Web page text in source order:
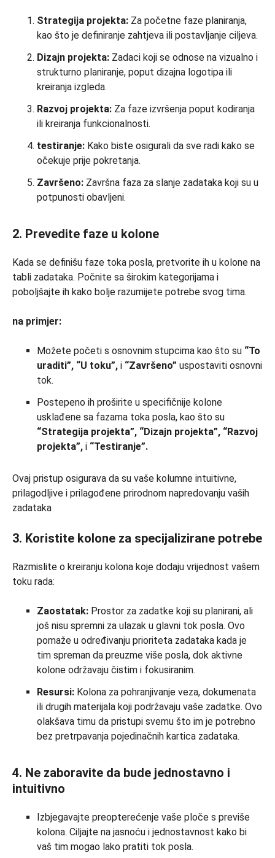
Strategija projekta: Za početne faze planiranja,
kao što je definiranje zahtjeva ili postavljanje ciljeva.
Dizajn projekta: Zadaci koji se odnose na vizualno i
strukturno planiranje, poput dizajna logotipa ili
kreiranja izgleda.
Razvoj projekta: Za faze izvršenja poput kodiranja
ili kreiranja funkcionalnosti.
testiranje: Kako biste osigurali da sve radi kako se
očekuje prije pokretanja.
Završeno: Završna faza za slanje zadataka koji su u
potpunosti obavljeni.
2. Prevedite faze u kolone
Kada se definišu faze toka posla, pretvorite ih u kolone na
tabli zadataka. Počnite sa širokim kategorijama i
poboljšajte ih kako bolje razumijete potrebe svog tima.
na primjer:
Možete početi s osnovnim stupcima kao što su “To
uraditi”, “U toku”, i “Završeno” uspostaviti osnovni
tok.
Postepeno ih proširite u specifičnije kolone
usklađene sa fazama toka posla, kao što su
“Strategija projekta”, “Dizajn projekta”, “Razvoj
projekta”, i “Testiranje”.
Ovaj pristup osigurava da su vaše kolumne intuitivne,
prilagodljive i prilagođene prirodnom napredovanju vaših
zadataka
3. Koristite kolone za specijalizirane potrebe
Razmislite o kreiranju kolona koje dodaju vrijednost vašem
toku rada:
Zaostatak: Prostor za zadatke koji su planirani, ali
još nisu spremni za ulazak u glavni tok posla. Ovo
pomaže u određivanju prioriteta zadataka kada je
tim spreman da preuzme više posla, dok aktivne
kolone održavaju čistim i fokusiranim.
Resursi: Kolona za pohranjivanje veza, dokumenata
ili drugih materijala koji podržavaju vaše zadatke. Ovo
olakšava timu da pristupi svemu što im je potrebno
bez pretrpavanja pojedinačnih kartica zadataka.
4. Ne zaboravite da bude jednostavno i
intuitivno
Izbjegavajte preopterećenje vaše ploče s previše
kolona. Ciljajte na jasnoću i jednostavnost kako bi
vaš tim mogao lako pratiti tok posla.